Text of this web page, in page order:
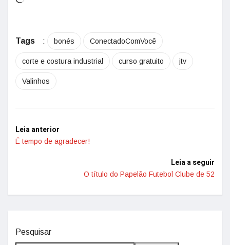
Tags : bonés ConectadoComVocê
corte e costura industrial curso gratuito jtv
Valinhos
Leia anterior
É tempo de agradecer!
Leia a seguir
O título do Papelão Futebol Clube de 52
Pesquisar